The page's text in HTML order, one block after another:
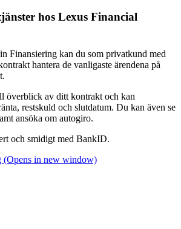
hos Lexus Financial
Finansiering kan du som privatkund med
hantera de vanligaste ärendena på
överblick av ditt kontrakt och kan
restskuld och slutdatum. Du kan även se
ansöka om autogiro.
och smidigt med BankID.
(Opens in new window)